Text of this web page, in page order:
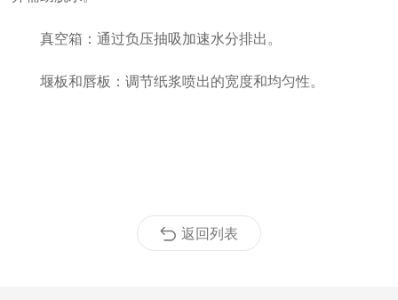
真空箱：通过负压抽吸加速水分排出。
堰板和唇板：调节纸浆喷出的宽度和均匀性。
返回列表